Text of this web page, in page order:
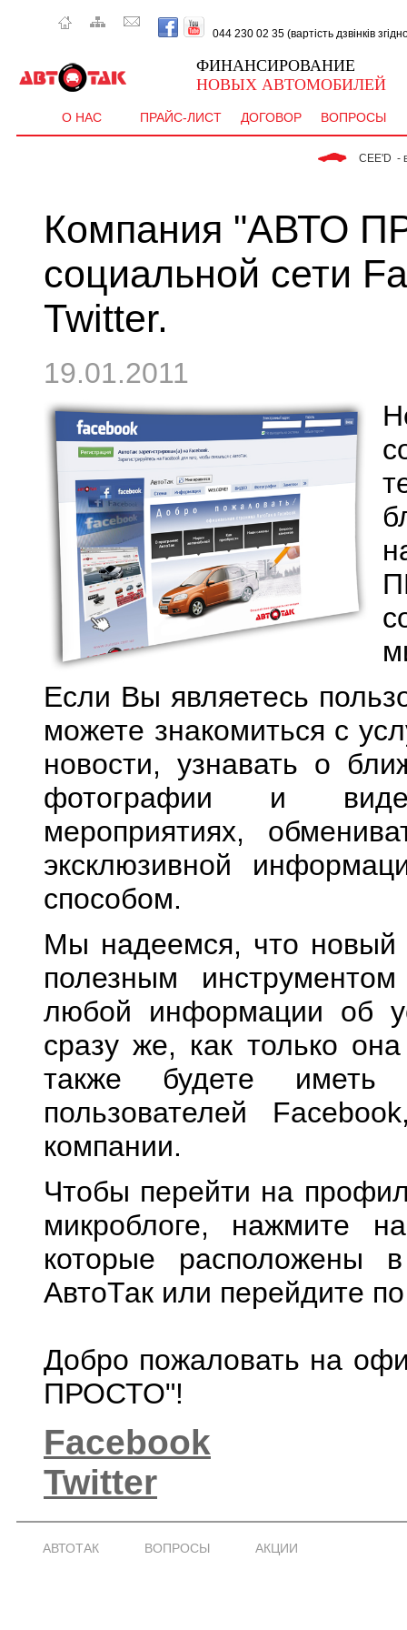
044 230 02 35 (вартість дзвінків
ФИНАНСИРОВАНИЕ
НОВЫХ АВТОМОБИЛЕЙ
О НАС ПРАЙС-ЛИСТ ДОГОВОР ВОПРОСЫ
CEE'D  - від   9
Компания "АВТО
социальной сети
Twitter.
19.01.2011
Если Вы являетесь
можете знакомиться с
новости, узнавать о
фотографии и
мероприятиях,
эксклюзивной
способом.
Мы надеемся, что новый
полезным
любой информации об
сразу же, как только
также будете иметь
пользователей
компании.
Чтобы перейти на
микроблоге, нажмите
на
которые
расположены
в
АвтоТак или перейдите по
Добро пожаловать на
ПРОСТО"!
Facebook
Twitter
АВТОТАК ВОПРОСЫ АКЦИИ